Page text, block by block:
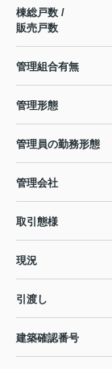
棟総戸数 /
販売戸数
管理組合有無
管理形態
管理員の勤務形態
管理会社
取引態様
現況
引渡し
建築確認番号